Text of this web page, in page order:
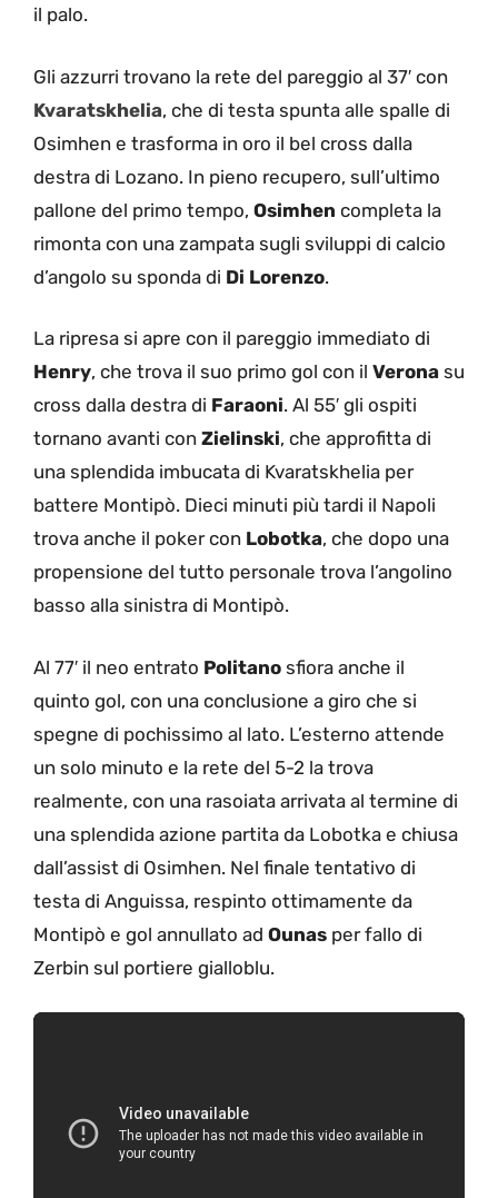
il palo.
Gli azzurri trovano la rete del pareggio al 37′ con
Kvaratskhelia, che di testa spunta alle spalle di
Osimhen e trasforma in oro il bel cross dalla
destra di Lozano. In pieno recupero, sull’ultimo
pallone del primo tempo, Osimhen completa la
rimonta con una zampata sugli sviluppi di calcio
d’angolo su sponda di Di Lorenzo.
La ripresa si apre con il pareggio immediato di
Henry, che trova il suo primo gol con il Verona su
cross dalla destra di Faraoni. Al 55′ gli ospiti
tornano avanti con Zielinski, che approfitta di
una splendida imbucata di Kvaratskhelia per
battere Montipò. Dieci minuti più tardi il Napoli
trova anche il poker con Lobotka, che dopo una
propensione del tutto personale trova l’angolino
basso alla sinistra di Montipò.
Al 77′ il neo entrato Politano sfiora anche il
quinto gol, con una conclusione a giro che si
spegne di pochissimo al lato. L’esterno attende
un solo minuto e la rete del 5-2 la trova
realmente, con una rasoiata arrivata al termine di
una splendida azione partita da Lobotka e chiusa
dall’assist di Osimhen. Nel finale tentativo di
testa di Anguissa, respinto ottimamente da
Montipò e gol annullato ad Ounas per fallo di
Zerbin sul portiere gialloblu.